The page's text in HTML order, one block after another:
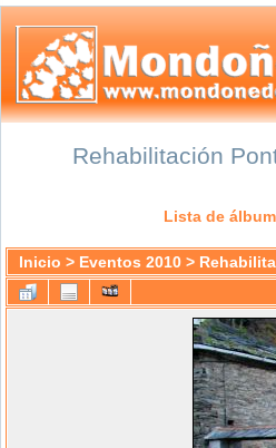
Rehabilitación
Lista de
Inicio > Eventos 2010 >